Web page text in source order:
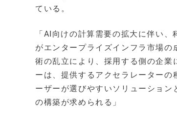
ている。
「AI向けの計算需要の拡大に伴い
がエンタープライズインフラ市場
術の乱立により、採用する側の企
ーは、提供するアクセラレーター
ーザーが選びやすいソリューショ
の構築が求められる」